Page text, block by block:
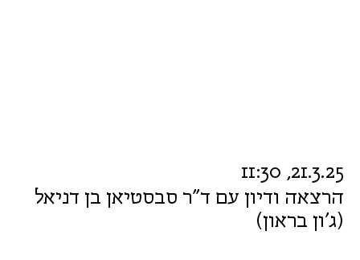
הרצאה ודיון עם ד"ר סבסטיאן בן דניאל
(ג'ון בראון)
21.3.25, 11:30